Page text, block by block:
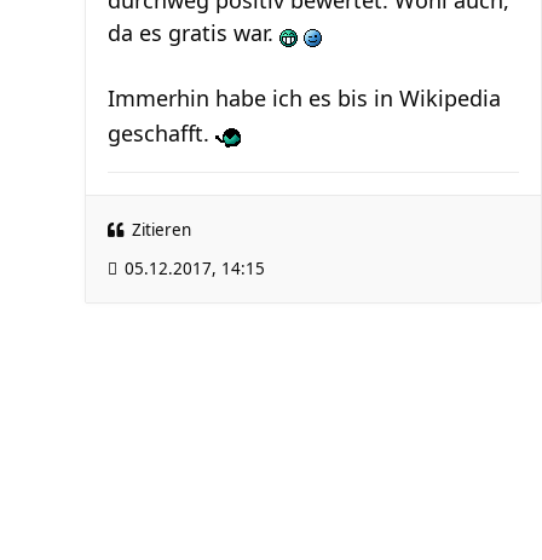
da es gratis war.
Immerhin habe ich es bis in Wikipedia
geschafft.
Zitieren
05.12.2017, 14:15